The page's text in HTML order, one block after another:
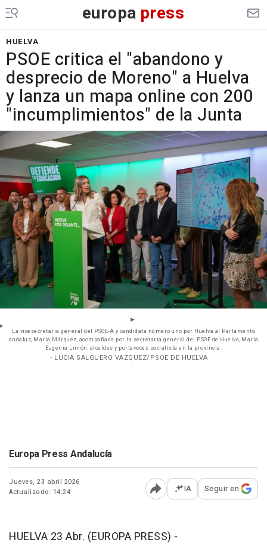
europa press
HUELVA
PSOE critica el "abandono y
desprecio de Moreno" a Huelva
y lanza un mapa online con 200
"incumplimientos" de la Junta
La vicesecretaria general del PSOE-A y candidata número uno por Huelva al Parlamento
andaluz, María Márquez, acompañada por la secretaria general del PSOE de Huelva, María
Eugenia Limón, alcaldes y portavoces socialista en la provincia.
- LUCIA SALGUERO VAZQUEZ/PSOE DE HUELVA
Europa Press Andalucía
Jueves, 23 abril 2026
Actualizado: 14:24
Abrir opciones para
IA Seguir en
HUELVA 23 Abr. (EUROPA PRESS) -